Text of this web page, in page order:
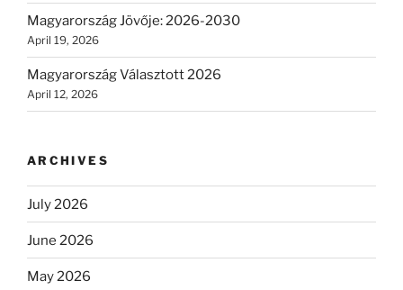
Magyarország Jövője: 2026-2030
April 19, 2026
Magyarország Választott 2026
April 12, 2026
ARCHIVES
July 2026
June 2026
May 2026